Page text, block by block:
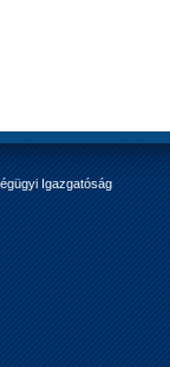
Igazgatóság